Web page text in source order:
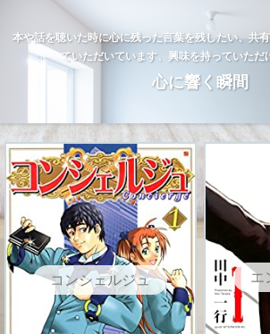
本や話を聴いた時に心に残った言葉を残したい、共
ていただいています、興味を持っていただ
心に響く瞬間
コンシェルジュ エ